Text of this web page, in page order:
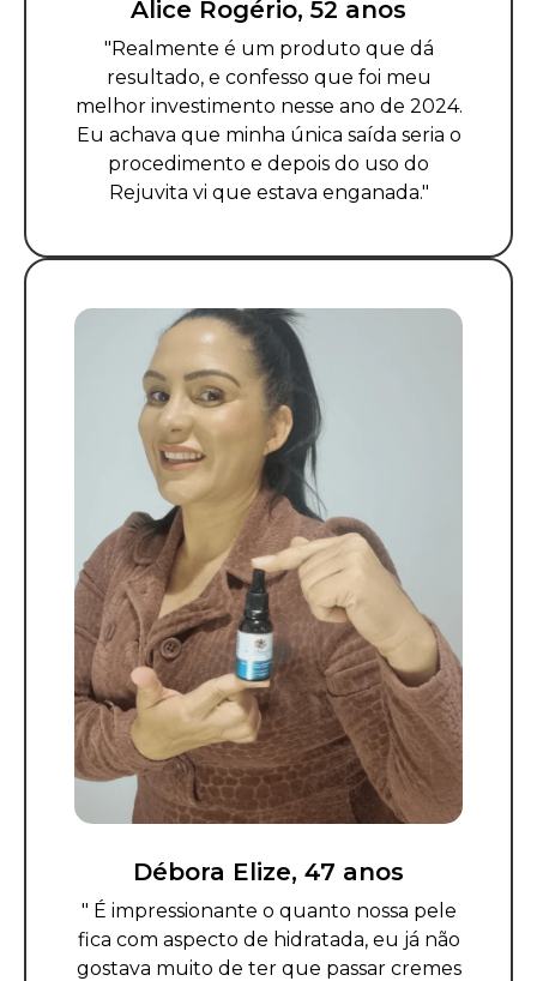
Alice Rogério, 52 anos
"Realmente é um produto que dá
resultado, e confesso que foi meu
melhor investimento nesse ano de 2024.
Eu achava que minha única saída seria o
procedimento e depois do uso do
Rejuvita vi que estava enganada."
Débora Elize, 47 anos
" É impressionante o quanto nossa pele
fica com aspecto de hidratada, eu já não
gostava muito de ter que passar cremes